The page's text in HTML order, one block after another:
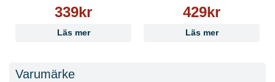
339kr
Läs mer
429kr
Läs mer
Varumärke